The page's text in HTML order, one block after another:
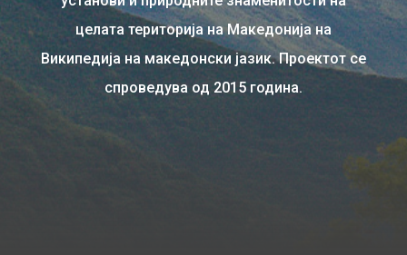
целата територија на Македонија на
Википедија на македонски јазик. Проектот се
спроведува од 2015 година.